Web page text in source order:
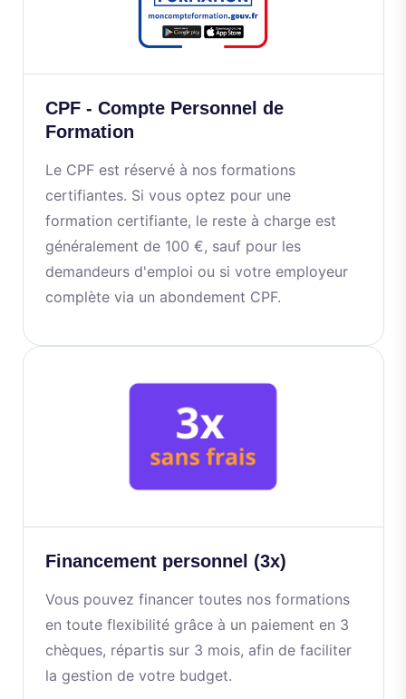
CPF - Compte Personnel de
Formation
Le CPF est réservé à nos formations
certifiantes. Si vous optez pour une
formation certifiante, le reste à charge est
généralement de 100 €, sauf pour les
demandeurs d'emploi ou si votre employeur
complète via un abondement CPF.
Financement personnel (3x)
Vous pouvez financer toutes nos formations
en toute flexibilité grâce à un paiement en 3
chèques, répartis sur 3 mois, afin de faciliter
la gestion de votre budget.